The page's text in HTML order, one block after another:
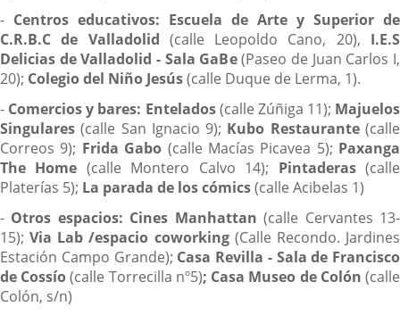
- Centros educativos: Escuela de Arte y Superior de
C.R.B.C de Valladolid (calle Leopoldo Cano, 20), I.E.S
Delicias de Valladolid - Sala GaBe(Paseo de Juan Carlos I,
20); Colegio del Niño Jesús(calle Duque de Lerma, 1).
- Comercios y bares: Entelados(calle Zúñiga 11); Majuelos
Singulares(calle San Ignacio 9); Kubo Restaurante(calle
Correos 9); Frida Gabo (calle Macías Picavea 5); Paxanga
The Home (calle Montero Calvo 14); Pintaderas(calle
Platerías 5); La parada de los cómics(calle Acibelas 1)
- Otros espacios: Cines Manhattan(calle Cervantes 13-
15); Via Lab /espacio coworking (Calle Recondo. Jardines
Estación Campo Grande); Casa Revilla - Sala de Francisco
de Cossío(calle Torrecilla nº5); Casa Museo de Colón(calle
Colón, s/n)